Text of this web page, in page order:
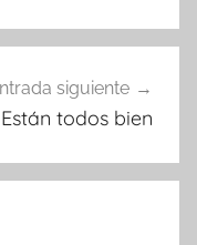
siguiente
Están todos bien